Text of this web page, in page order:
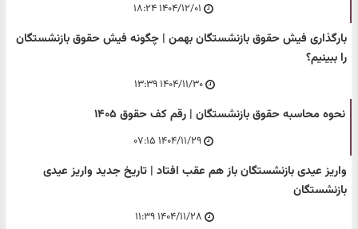
۱۴۰۴/۱۲/۰۱ ۱۸:۲۴
بارگذاری فیش حقوق بازنشستگان بهمن | چگونه فیش حقوق بازنشستگان
را ببینیم؟
۱۴۰۴/۱۱/۳۰ ۱۳:۳۹
نحوه محاسبه حقوق بازنشستگان | رقم کف حقوق ۱۴۰۵
۱۴۰۴/۱۱/۲۹ ۰۷:۱۵
واریز عیدی بازنشستگان باز هم عقب افتاد | تاریخ جدید واریز عیدی
بازنشستگان
۱۴۰۴/۱۱/۲۸ ۱۱:۳۹